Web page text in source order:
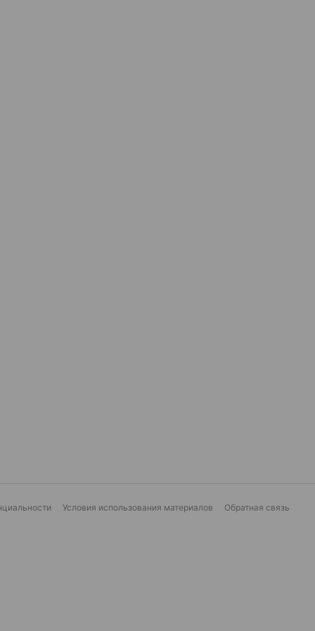
Условия использования материалов Обратная связь